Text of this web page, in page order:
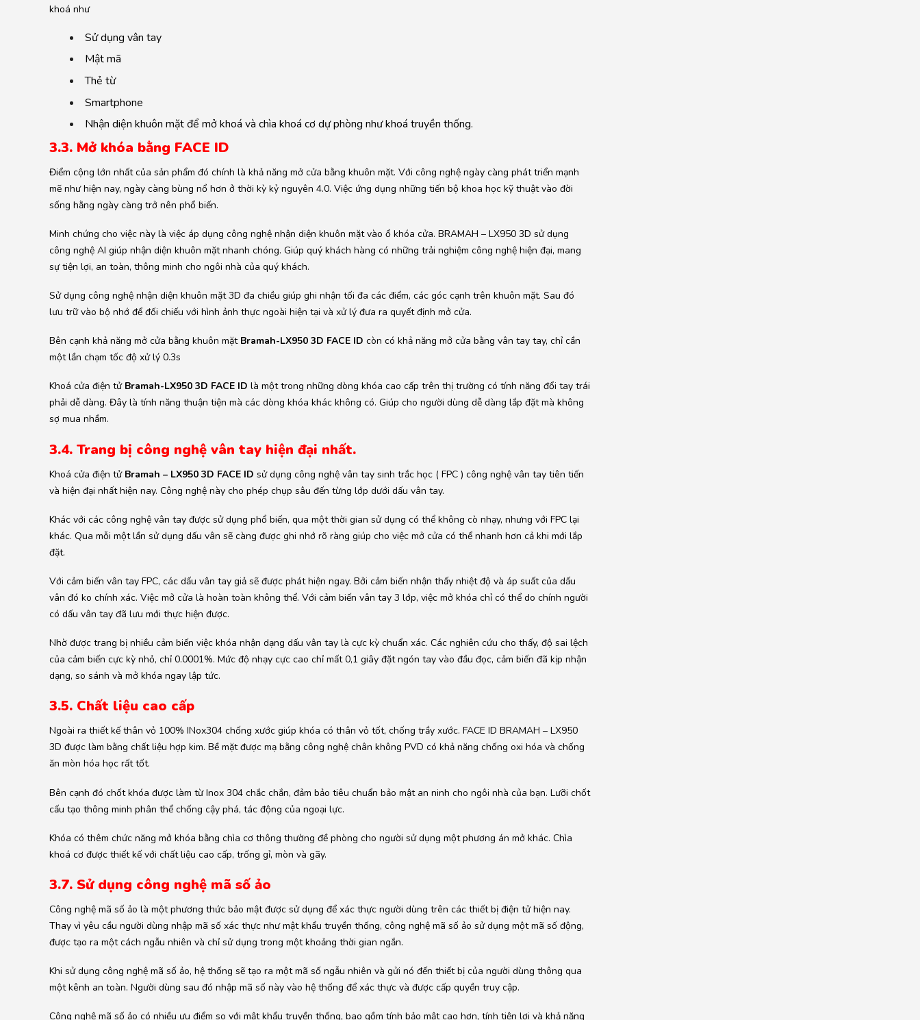
khoá như
Sử dụng vân tay
Mật mã
Thẻ từ
Smartphone
Nhận diện khuôn mặt để mở khoá và chìa khoá cơ dự phòng như khoá truyền thống.
3.3. Mở khóa bằng FACE ID
Điểm cộng lớn nhất của sản phẩm đó chính là khả năng mở cửa bằng khuôn mặt. Với công nghệ ngày càng phát triển mạnh
mẽ như hiện nay, ngày càng bùng nổ hơn ở thời kỳ kỷ nguyên 4.0. Việc ứng dụng những tiến bộ khoa học kỹ thuật vào đời
sống hằng ngày càng trở nên phổ biến.
Minh chứng cho việc này là việc áp dụng công nghệ nhận diện khuôn mặt vào ổ khóa cửa. BRAMAH – LX950 3D sử dụng
công nghệ AI giúp nhận diện khuôn mặt nhanh chóng. Giúp quý khách hàng có những trải nghiệm công nghệ hiện đại, mang
sự tiện lợi, an toàn, thông minh cho ngôi nhà của quý khách.
Sử dụng công nghệ nhận diện khuôn mặt 3D đa chiều giúp ghi nhận tối đa các điểm, các góc cạnh trên khuôn mặt. Sau đó
lưu trữ vào bộ nhớ để đối chiếu với hình ảnh thực ngoài hiện tại và xử lý đưa ra quyết định mở cửa.
Bên cạnh khả năng mở cửa bằng khuôn mặt Bramah-LX950 3D FACE ID còn có khả năng mở cửa bằng vân tay tay, chỉ cần
một lần chạm tốc độ xử lý 0.3s
Khoá cửa điện tửBramah-LX950 3D FACE ID là một trong những dòng khóa cao cấp trên thị trường có tính năng đổi tay trái
phải dễ dàng. Đây là tính năng thuận tiện mà các dòng khóa khác không có. Giúp cho người dùng dễ dàng lắp đặt mà không
sợ mua nhầm.
3.4. Trang bị công nghệ vân tay hiện đại nhất.
Khoá cửa điện tử Bramah – LX950 3D FACE ID sử dụng công nghệ vân tay sinh trắc học ( FPC ) công nghệ vân tay tiên tiến
và hiện đại nhất hiện nay. Công nghệ này cho phép chụp sâu đến từng lớp dưới dấu vân tay.
Khác với các công nghệ vân tay được sử dụng phổ biến, qua một thời gian sử dụng có thể không cò nhạy, nhưng với FPC lại
khác. Qua mỗi một lần sử dụng dấu vân sẽ càng được ghi nhớ rõ ràng giúp cho việc mở cửa có thể nhanh hơn cả khi mới lắp
đặt.
Với cảm biến vân tay FPC, các dấu vân tay giả sẽ được phát hiện ngay. Bởi cảm biến nhận thấy nhiệt độ và áp suất của dấu
vân đó ko chính xác. Việc mở cửa là hoàn toàn không thể. Với cảm biến vân tay 3 lớp, việc mở khóa chỉ có thể do chính người
có dấu vân tay đã lưu mới thực hiện được.
Nhờ được trang bị nhiều cảm biến việc khóa nhận dạng dấu vân tay là cực kỳ chuẩn xác. Các nghiên cứu cho thấy, độ sai lệch
của cảm biến cực kỳ nhỏ, chỉ 0.0001%. Mức độ nhạy cực cao chỉ mất 0,1 giây đặt ngón tay vào đầu đọc, cảm biến đã kịp nhận
dạng, so sánh và mở khóa ngay lập tức.
3.5. Chất liệu cao cấp
Ngoài ra thiết kế thân vỏ 100% INox304 chống xước giúp khóa có thân vỏ tốt, chống trầy xước. FACE ID BRAMAH – LX950
3D được làm bằng chất liệu hợp kim. Bề mặt được mạ bằng công nghệ chân không PVD có khả năng chống oxi hóa và chống
ăn mòn hóa học rất tốt.
Bên cạnh đó chốt khóa được làm từ Inox 304 chắc chắn, đảm bảo tiêu chuẩn bảo mật an ninh cho ngôi nhà của bạn. Lưỡi chốt
cấu tạo thông minh phân thể chống cậy phá, tác động của ngoại lực.
Khóa có thêm chức năng mở khóa bằng chìa cơ thông thường đề phòng cho người sử dụng một phương án mở khác. Chìa
khoá cơ được thiết kế với chất liệu cao cấp, trống gỉ, mòn và gãy.
3.7. Sử dụng công nghệ mã số ảo
Công nghệ mã số ảo là một phương thức bảo mật được sử dụng để xác thực người dùng trên các thiết bị điện tử hiện nay.
Thay vì yêu cầu người dùng nhập mã số xác thực như mật khẩu truyền thống, công nghệ mã số ảo sử dụng một mã số động,
được tạo ra một cách ngẫu nhiên và chỉ sử dụng trong một khoảng thời gian ngắn.
Khi sử dụng công nghệ mã số ảo, hệ thống sẽ tạo ra một mã số ngẫu nhiên và gửi nó đến thiết bị của người dùng thông qua
một kênh an toàn. Người dùng sau đó nhập mã số này vào hệ thống để xác thực và được cấp quyền truy cập.
Công nghệ mã số ảo có nhiều ưu điểm so với mật khẩu truyền thống, bao gồm tính bảo mật cao hơn, tính tiện lợi và khả năng